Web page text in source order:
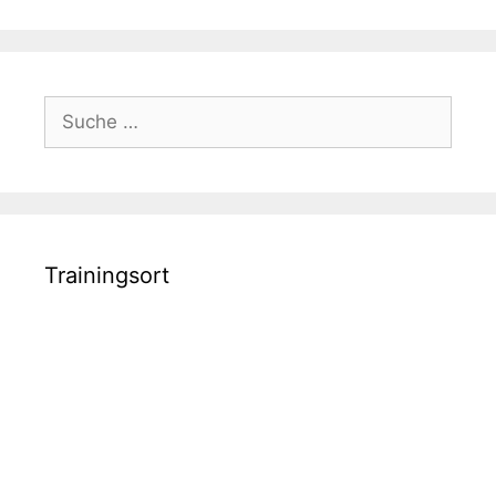
Suche
nach:
Trainingsort